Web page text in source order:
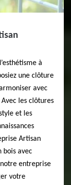
à
une clôture
avec
les clôtures
et les
Artisan
bois avec
entreprise
votre